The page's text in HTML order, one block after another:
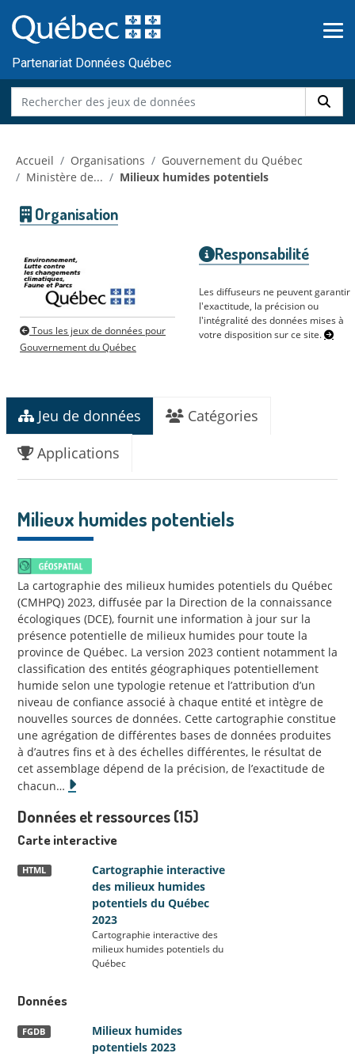
au
contenu
Partenariat Données Québec
Accueil Organisations
Gouvernement du Québec
Ministère de...
Milieux humides potentiels
Organisation
Tous les jeux de données pour
Gouvernement du Québec
Responsabilité
Les diffuseurs ne peuvent garantir
l'exactitude, la précision ou
l'intégralité des données mises à
votre disposition sur ce site.
Jeu de données
Catégories
Applications
Milieux humides potentiels
La cartographie des milieux humides potentiels du Québec
(CMHPQ) 2023, diffusée par la Direction de la connaissance
écologiques (DCE), fournit une information à jour sur la
présence potentielle de milieux humides pour toute la
province de Québec. La version 2023 contient notamment la
classification des entités géographiques potentiellement
humide selon une typologie retenue et l’attribution d’un
niveau de confiance associé à chaque entité et intègre de
nouvelles sources de données. Cette cartographie constitue
une agrégation de différentes bases de données produites
à d’autres fins et à des échelles différentes, le résultat de
cet assemblage dépend de la précision, de l’exactitude de
chacun…
Données et ressources (15)
Carte interactive
Cartographie interactive
des milieux humides
potentiels du Québec
2023
HTML
Cartographie interactive des
milieux humides potentiels du
Québec
Données
Milieux humides
potentiels 2023
FGDB